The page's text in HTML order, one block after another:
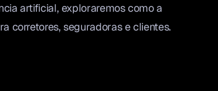
artificial, exploraremos como a
corretores, seguradoras e clientes.